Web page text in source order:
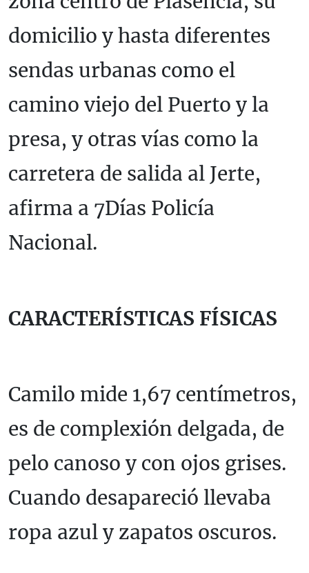
domicilio y hasta diferentes
sendas urbanas como el
camino viejo del Puerto y la
presa, y otras vías como la
carretera de salida al Jerte,
afirma a 7Días Policía
Nacional.
CARACTERÍSTICAS FÍSICAS
Camilo mide 1,67 centímetros,
es de complexión delgada, de
pelo canoso y con ojos grises.
Cuando desapareció llevaba
ropa azul y zapatos oscuros.